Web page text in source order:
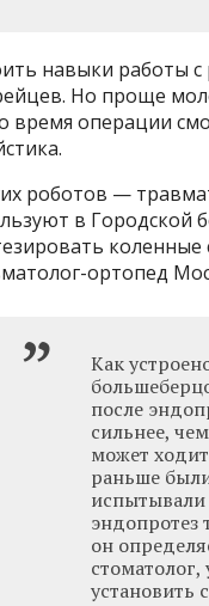
навыки работы с
Но проще
время операции
роботов —
в Городской
коленные
ортопед
Как
после
сильнее,
может
раньше
испытывали
эндопротез
он
установить